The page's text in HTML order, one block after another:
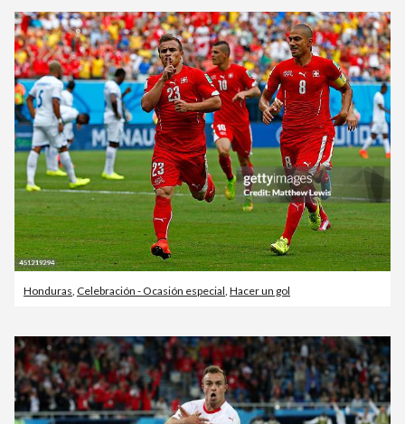
Honduras Celebración - Ocasión especial Hacer un gol